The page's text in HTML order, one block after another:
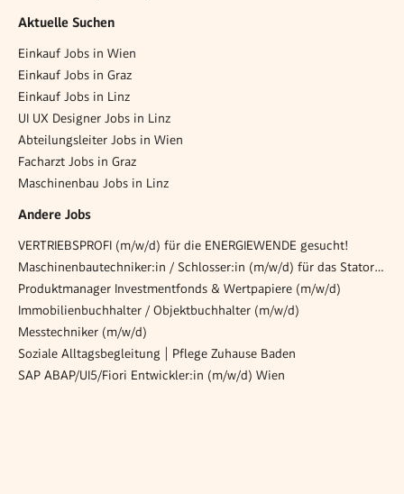
Aktuelle Suchen
Einkauf Jobs in Wien
Einkauf Jobs in Graz
Einkauf Jobs in Linz
UI UX Designer Jobs in Linz
Abteilungsleiter Jobs in Wien
Facharzt Jobs in Graz
Maschinenbau Jobs in Linz
Andere Jobs
VERTRIEBSPROFI (m/w/d) für die ENERGIEWENDE gesucht!
Maschinenbautechniker:in / Schlosser:in (m/w/d) für das Stator-Schichten von Generatoren
Produktmanager Investmentfonds & Wertpapiere (m/w/d)
Immobilienbuchhalter / Objektbuchhalter (m/w/d)
Messtechniker (m/w/d)
Soziale Alltagsbegleitung | Pflege Zuhause Baden
SAP ABAP/UI5/Fiori Entwickler:in (m/w/d) Wien